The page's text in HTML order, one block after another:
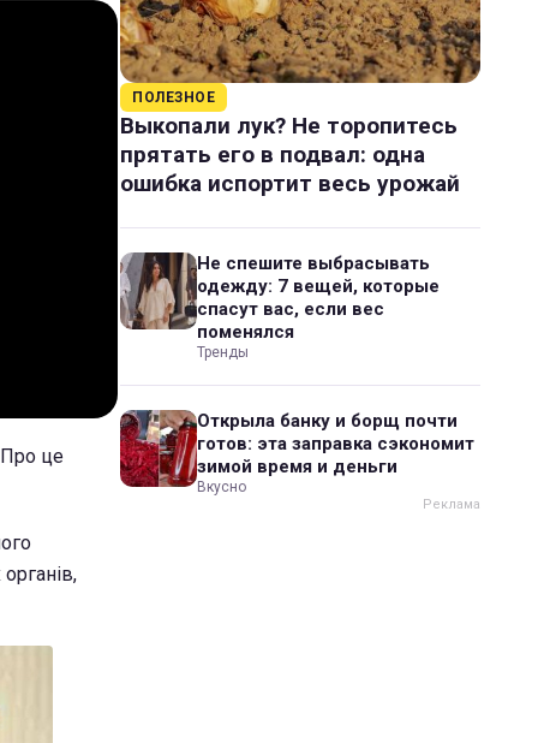
Про це
ПОЛЕЗНОЕ
Выкопали лук? Не торопитесь
прятать его в подвал: одна
ошибка испортит весь урожай
Не спешите выбрасывать
одежду: 7 вещей, которые
спасут вас, если вес
поменялся
Тренды
Открыла банку и борщ почти
готов: эта заправка сэкономит
зимой время и деньги
Вкусно